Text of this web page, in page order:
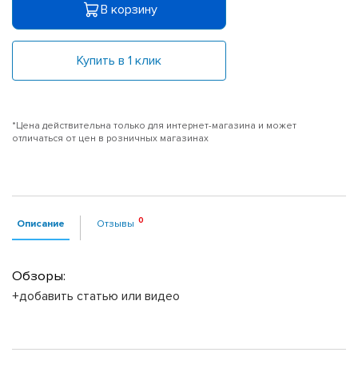
В корзину
Купить в 1 клик
*Цена действительна только для интернет-магазина и может
отличаться от цен в розничных магазинах
Описание Отзывы
Обзоры:
+добавить статью или видео